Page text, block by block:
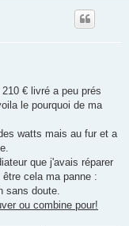
€ livré a peu prés
le pourquoi de ma
watts mais au fur et a
que j'avais réparer
cela ma panne :
sans doute.
ou combine pour!